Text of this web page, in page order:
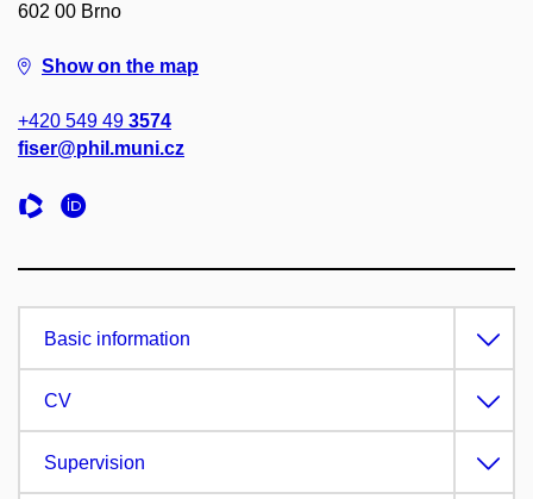
602 00 Brno
Show on the map
+420 549 49 3574
fiser@phil.muni.cz
Basic information
CV
Supervision